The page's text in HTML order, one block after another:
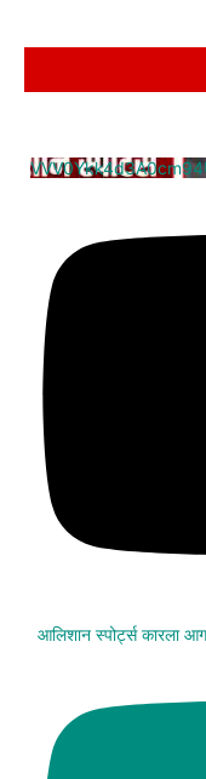
आलिशान स्पोर्ट्स कारला